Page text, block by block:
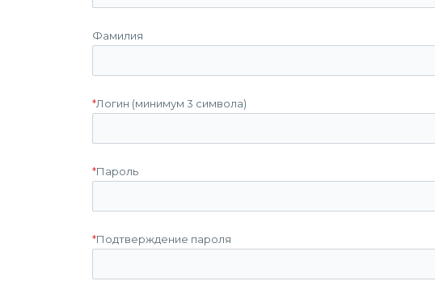
Фамилия
*Логин (минимум 3 символа)
*Пароль
*Подтверждение пароля